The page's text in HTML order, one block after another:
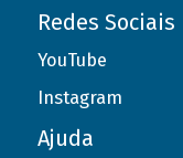
Redes Sociais
YouTube
Instagram
Ajuda